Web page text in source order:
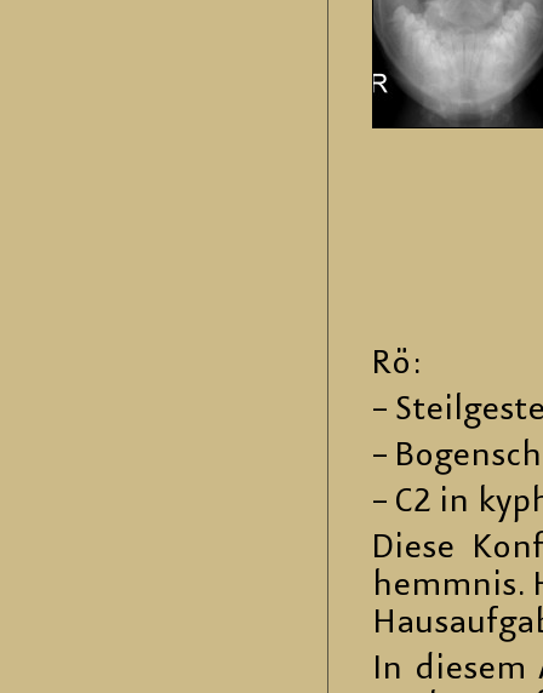
Rö:
–
–
– C2 in
Diese
hemm­nis.
In die­sem